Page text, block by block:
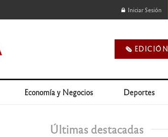
Iniciar Sesión
🗞️ EDICIÓN
Economía y Negocios Deportes
Últimas destacadas